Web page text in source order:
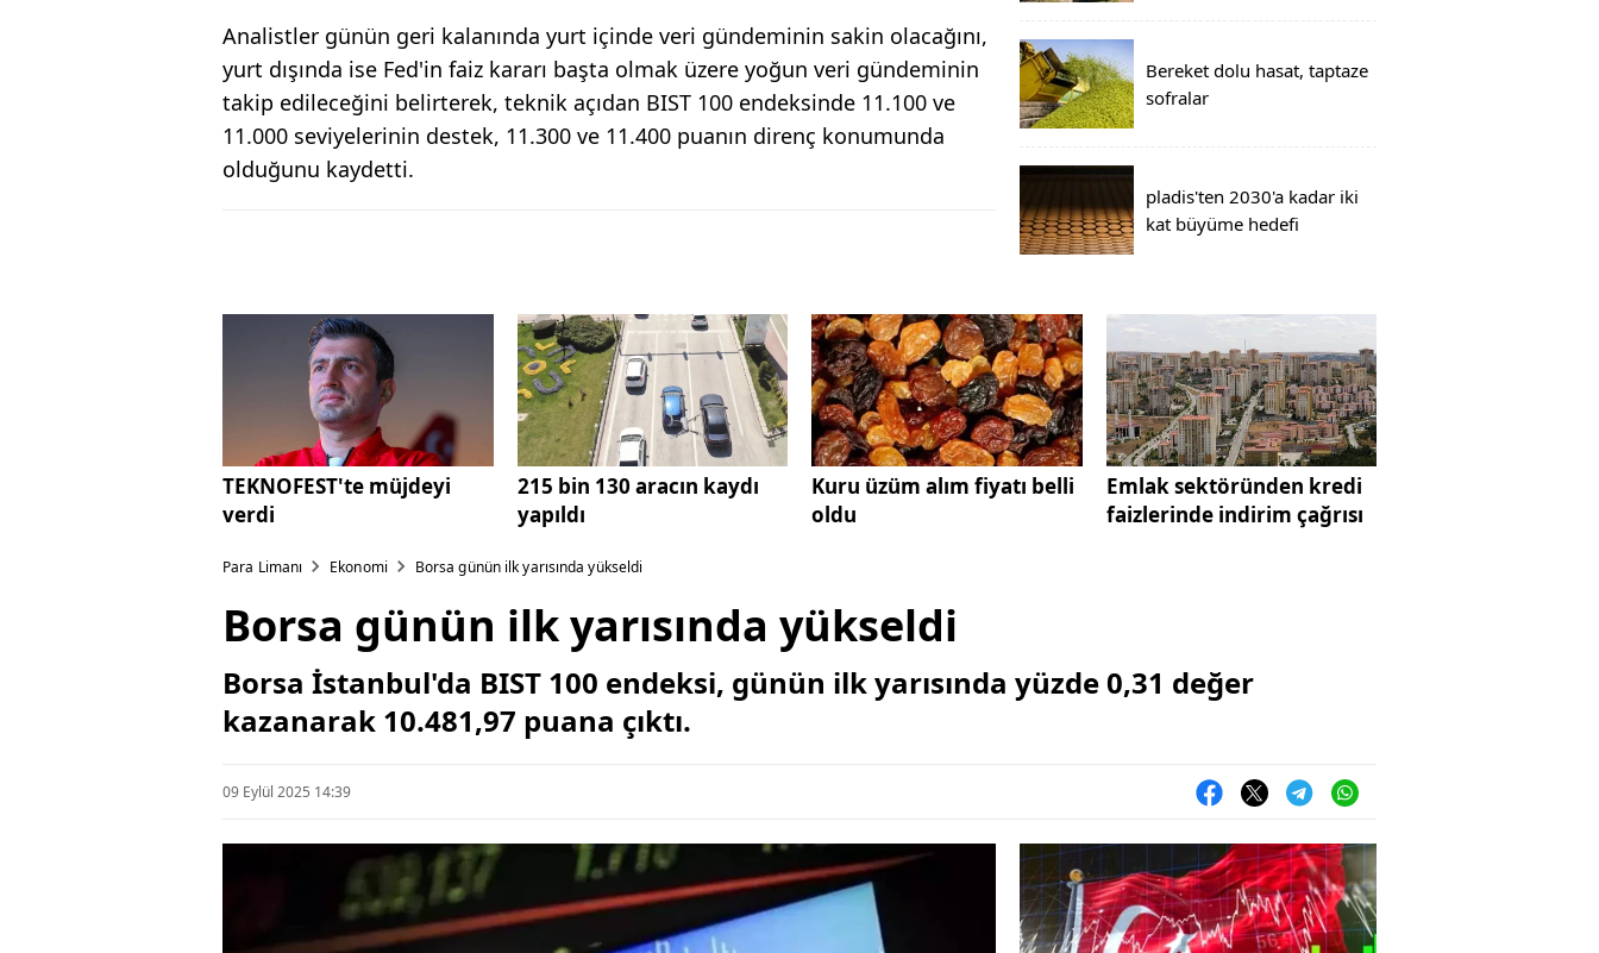
Analistler günün geri kalanında yurt içinde veri gündeminin sakin olacağını,
yurt dışında ise Fed'in faiz kararı başta olmak üzere yoğun veri gündeminin
takip edileceğini belirterek, teknik açıdan BIST 100 endeksinde 11.100 ve
11.000 seviyelerinin destek, 11.300 ve 11.400 puanın direnç konumunda
olduğunu kaydetti.
Bereket dolu hasat, taptaze
sofralar
pladis'ten 2030'a kadar iki
kat büyüme hedefi
TEKNOFEST'te müjdeyi
verdi
215 bin 130 aracın kaydı
yapıldı
Kuru üzüm alım fiyatı belli
oldu
Emlak sektöründen kredi
faizlerinde indirim çağrısı
Para Limanı Ekonomi Borsa günün ilk yarısında yükseldi
Borsa günün ilk yarısında yükseldi
Borsa İstanbul'da BIST 100 endeksi, günün ilk yarısında yüzde 0,31 değer
kazanarak 10.481,97 puana çıktı.
09 Eylül 2025 14:39